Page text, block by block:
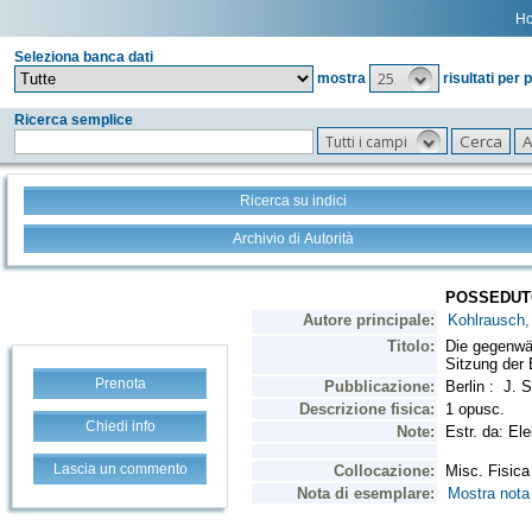
Seleziona banca dati
mostra
25 risultati per
Ricerca semplice
Tutti i campi
Ricerca su indici
Archivio di Autorità
Prenota
Chiedi info
Lascia un commento